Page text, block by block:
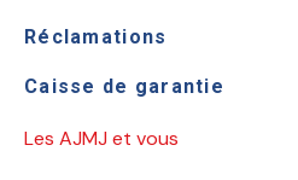
Réclamations
Caisse de garantie
Les AJMJ et vous